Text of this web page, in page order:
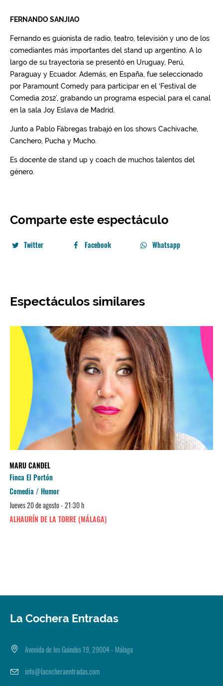
Comparte este espectáculo
Twitter Facebook Whatsapp
Espectáculos similares
MARU CANDEL
Finca El Portón
Comedia / Humor
Jueves 20 de agosto - 21:30 h
ALHAURÍN DE LA TORRE (MÁLAGA)
La Cochera Entradas
Avenida de los Guindos 19, 29004 - Málaga
info@lacocheraentradas.com